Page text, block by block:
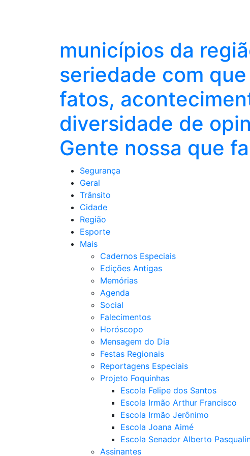
municípios da
seriedade com
fatos,
diversidade de
Gente nossa que
Segurança
Geral
Trânsito
Cidade
Região
Esporte
Mais
Cadernos Especiais
Edições Antigas
Memórias
Agenda
Social
Falecimentos
Horóscopo
Mensagem do Dia
Festas Regionais
Reportagens Especiais
Projeto Foquinhas
Escola Felipe dos Santos
Escola Irmão Arthur Francisco
Escola Irmão Jerônimo
Escola Joana Aimé
Escola Senador Alberto
Assinantes